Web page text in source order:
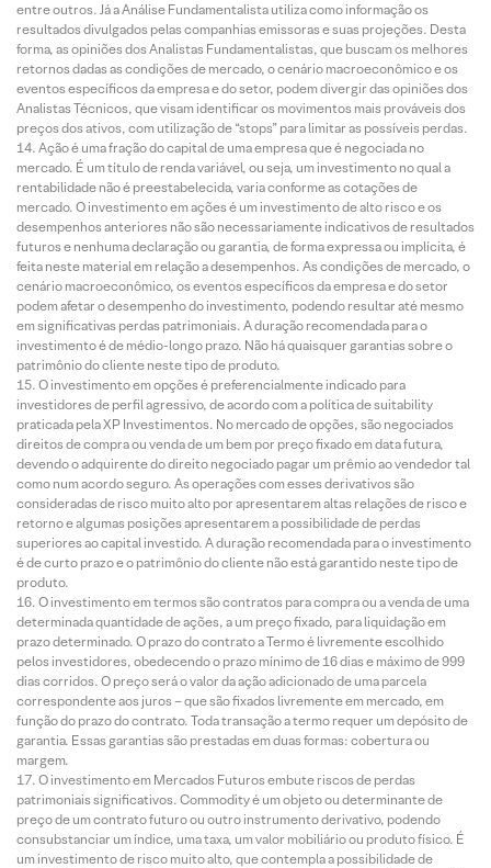
entre outros. Já a Análise Fundamentalista utiliza como informação os
resultados divulgados pelas companhias emissoras e suas projeções. Desta
forma, as opiniões dos Analistas Fundamentalistas, que buscam os melhores
retornos dadas as condições de mercado, o cenário macroeconômico e os
eventos específicos da empresa e do setor, podem divergir das opiniões dos
Analistas Técnicos, que visam identificar os movimentos mais prováveis dos
preços dos ativos, com utilização de “stops” para limitar as possíveis perdas.
Ação é uma fração do capital de uma empresa que é negociada no
mercado. É um título de renda variável, ou seja, um investimento no qual a
rentabilidade não é preestabelecida, varia conforme as cotações de
mercado. O investimento em ações é um investimento de alto risco e os
desempenhos anteriores não são necessariamente indicativos de resultados
futuros e nenhuma declaração ou garantia, de forma expressa ou implícita, é
feita neste material em relação a desempenhos. As condições de mercado, o
cenário macroeconômico, os eventos específicos da empresa e do setor
podem afetar o desempenho do investimento, podendo resultar até mesmo
em significativas perdas patrimoniais. A duração recomendada para o
investimento é de médio-longo prazo. Não há quaisquer garantias sobre o
patrimônio do cliente neste tipo de produto.
O investimento em opções é preferencialmente indicado para
investidores de perfil agressivo, de acordo com a política de suitability
praticada pela XP Investimentos. No mercado de opções, são negociados
direitos de compra ou venda de um bem por preço fixado em data futura,
devendo o adquirente do direito negociado pagar um prêmio ao vendedor tal
como num acordo seguro. As operações com esses derivativos são
consideradas de risco muito alto por apresentarem altas relações de risco e
retorno e algumas posições apresentarem a possibilidade de perdas
superiores ao capital investido. A duração recomendada para o investimento
é de curto prazo e o patrimônio do cliente não está garantido neste tipo de
produto.
O investimento em termos são contratos para compra ou a venda de uma
determinada quantidade de ações, a um preço fixado, para liquidação em
prazo determinado. O prazo do contrato a Termo é livremente escolhido
pelos investidores, obedecendo o prazo mínimo de 16 dias e máximo de 999
dias corridos. O preço será o valor da ação adicionado de uma parcela
correspondente aos juros – que são fixados livremente em mercado, em
função do prazo do contrato. Toda transação a termo requer um depósito de
garantia. Essas garantias são prestadas em duas formas: cobertura ou
margem.
O investimento em Mercados Futuros embute riscos de perdas
patrimoniais significativos. Commodity é um objeto ou determinante de
preço de um contrato futuro ou outro instrumento derivativo, podendo
consubstanciar um índice, uma taxa, um valor mobiliário ou produto físico. É
um investimento de risco muito alto, que contempla a possibilidade de